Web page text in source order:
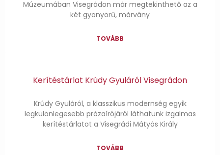
Múzeumában Visegrádon már megtekinthető az a
két gyönyörű, márvány
TOVÁBB
Kerítéstárlat Krúdy Gyuláról Visegrádon
Krúdy Gyuláról, a klasszikus modernség egyik
legkülönlegesebb prózaírójáról láthatunk izgalmas
kerítéstárlatot a Visegrádi Mátyás Király
TOVÁBB